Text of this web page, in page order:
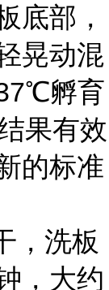
底部，
晃动混
℃孵育
果有效
的标准
，洗板
，大约